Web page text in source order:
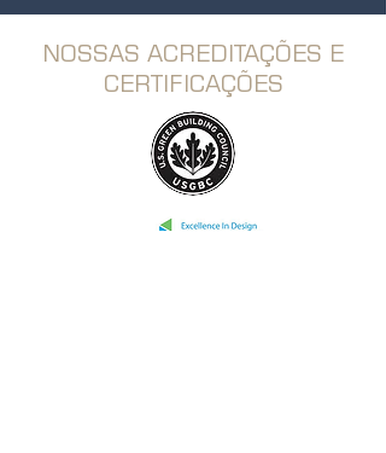
NOSSAS ACREDITAÇÕES E
CERTIFICAÇÕES